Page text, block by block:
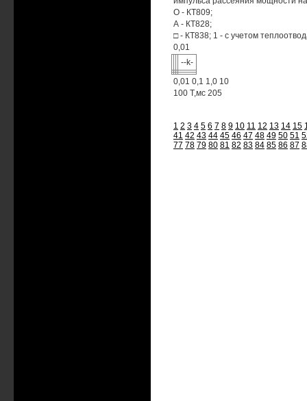
О - КТ809;
А - КТ828;
□ - КТ838; 1 - с учетом
0,01
--k-
0,01 0,1 1,0 10
100 Т,мс 205
1 2 3 4 5 6 7 8 9 10 11 12 13 14 15
41 42 43 44 45 46 47 48 49 50 51
77 78 79 80 81 82 83 84 85 86 87